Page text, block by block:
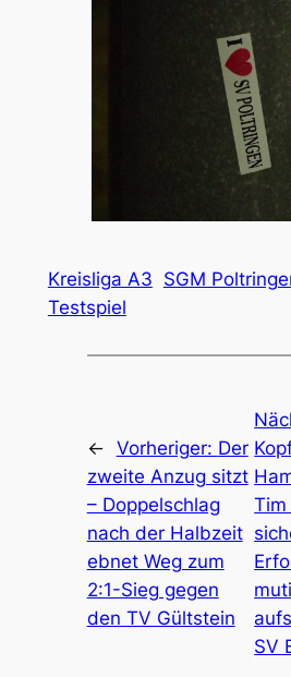
Kreisliga A3 SGM
Testspiel
← Vorheriger: Der
zweite Anzug sitzt
– Doppelschlag
nach der Halbzeit
ebnet Weg zum
2:1-Sieg gegen
den TV Gültstein
Tim
SV